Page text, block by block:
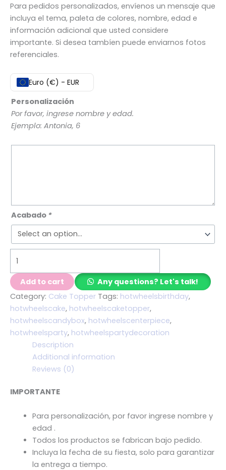
Para pedidos personalizados, envíenos un mensaje que
incluya el tema, paleta de colores, nombre, edad e
información adicional que usted considere
importante. Si desea tambíen puede enviarnos fotos
referenciales.
Euro (€) - EUR
Personalización
Por favor, ingrese nombre y edad.
Ejemplo: Antonia, 6
Acabado *
Add to cart
Any questions? Let's talk!
Category: Cake Topper Tags: hotwheelsbirthday,
hotwheelscake, hotwheelscaketopper,
hotwheelscandybox, hotwheelscenterpiece,
hotwheelsparty, hotwheelspartydecoration
Description
Additional information
Reviews (0)
IMPORTANTE
Para personalización, por favor ingrese nombre y
edad .
Todos los productos se fabrican bajo pedido.
Incluya la fecha de su fiesta, solo para garantizar
la entrega a tiempo.